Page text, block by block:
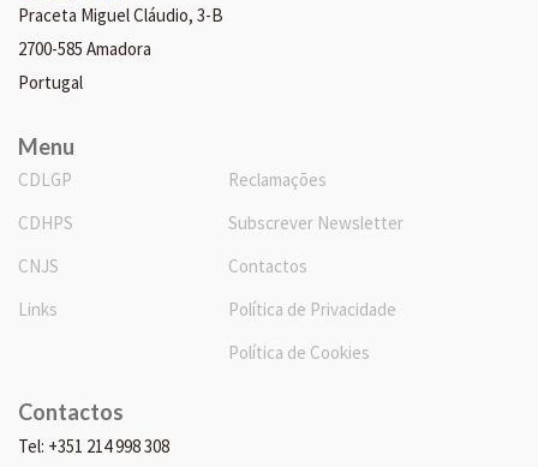
Praceta Miguel Cláudio, 3-B
2700-585 Amadora
Portugal
Menu
CDLGP
CDHPS
CNJS
Links
Reclamações
Subscrever Newsletter
Contactos
Política de Privacidade
Política de Cookies
Contactos
Tel: +351 214 998 308